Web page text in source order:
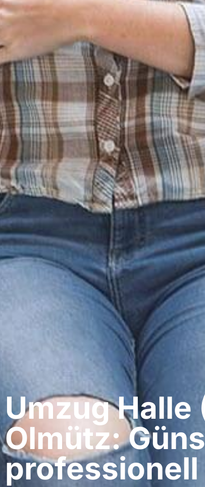
Umzug Halle
Olmütz:
professionell​